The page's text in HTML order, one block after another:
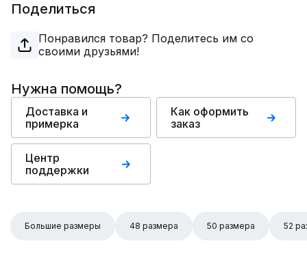
Поделиться
Понравился товар? Поделитесь им со
своими друзьями!
Нужна помощь?
Доставка и
примерка
Как оформить
заказ
Центр
поддержки
Большие размеры 48 размера 50 размера 52